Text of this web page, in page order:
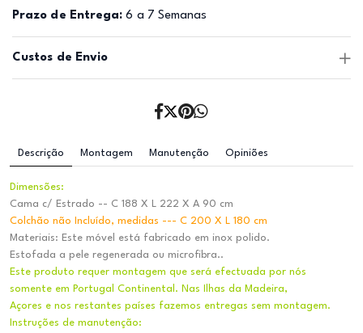
Prazo de Entrega: 6 a 7 Semanas
Custos de Envio
Descrição Montagem Manutenção Opiniões
Dimensões:
Cama c/ Estrado -- C 188 X L 222 X A 90 cm
Colchão não Incluído, medidas --- C 200 X L 180 cm
Materiais: Este móvel está fabricado em inox polido.
Estofada a pele regenerada ou microfibra..
Este produto requer montagem que será efectuada por nós
somente em Portugal Continental. Nas Ilhas da Madeira,
Açores e nos restantes países fazemos entregas sem montagem.
Instruções de manutenção: